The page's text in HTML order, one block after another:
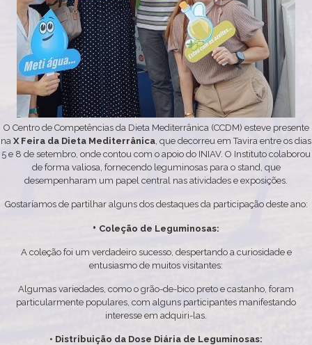
O Centro de Competências da Dieta Mediterrânica (CCDM) esteve presente
na X Feira da Dieta Mediterrânica, que decorreu em Tavira entre os dias
5 e 8 de setembro, onde contou com o apoio do INIAV. O Instituto colaborou
de forma valiosa, fornecendo leguminosas para o stand, que
desempenharam um papel central nas atividades e exposições.
Gostaríamos de partilhar alguns dos destaques da participação deste ano:
• Coleção de Leguminosas:
A coleção foi um verdadeiro sucesso, despertando a curiosidade e
entusiasmo de muitos visitantes:
Algumas variedades, como o grão-de-bico preto e castanho, foram
particularmente populares, com alguns participantes manifestando
interesse em adquiri-las.
• Distribuição da Dose Diária de Leguminosas: